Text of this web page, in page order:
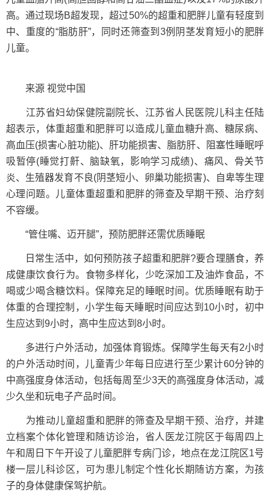
高。通过现场B超发现，超过50%的超重和肥胖儿童有轻度到
中、重度的“脂肪肝”，同时还筛查到3例阴茎发育短小的肥胖
儿童。
来源 视觉中国
江苏省妇幼保健院副院长、江苏省人民医院儿科主任陆
超表示，体重超重和肥胖可以造成儿童血糖升高、糖尿病、
高血压(损害心脏功能)、肝功能损害、脂肪肝、阻塞性睡眠呼
吸暂停(睡觉打鼾、脑缺氧，影响学习成绩)、痛风、骨关节
炎、生殖器发育不良(阴茎短小、卵巢功能损害)、自卑等生理
心理问题。儿童体重超重和肥胖的筛查及早期干预、治疗刻
不容缓。
“管住嘴、迈开腿”，预防肥胖还需优质睡眠
日常生活中，如何预防孩子超重和肥胖?要合理膳食，养
成健康饮食行为。食物多样化，少吃深加工及油炸食品，不
喝或少喝含糖饮料。保障充足的睡眠时间。优质睡眠有助于
体重的合理控制，小学生每天睡眠时间应达到10小时，初中
生应达到9小时，高中生应达到8小时。
多进行户外活动，加强体育锻炼。保障学生每天有2小时
的户外活动时间，儿童青少年每日应进行至少累计60分钟的
中高强度身体活动，包括每周至少3天的高强度身体活动，减
少久坐和玩电子产品时间。
为推动儿童超重和肥胖的筛查及早期干预、治疗，并建
立档案个体化管理和随访诊治，省人医龙江院区于每周四上
午和周日下午开设了儿童肥胖专病门诊，地点在龙江院区1号
楼一层儿科诊区，可为患儿制定个性化长期随访方案，为孩
子的身体健康保驾护航。